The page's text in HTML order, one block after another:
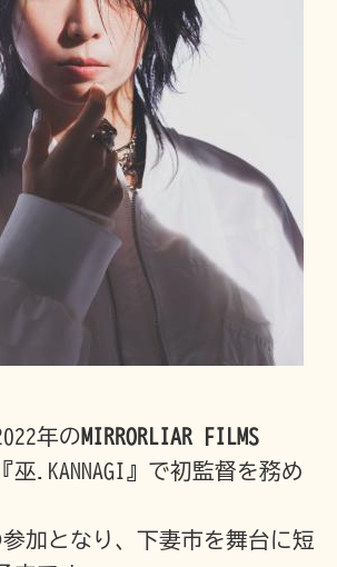
年のMIRRORLIAR FILMS
.KANNAGI』で初監督を務め
加となり、下妻市を舞台に短